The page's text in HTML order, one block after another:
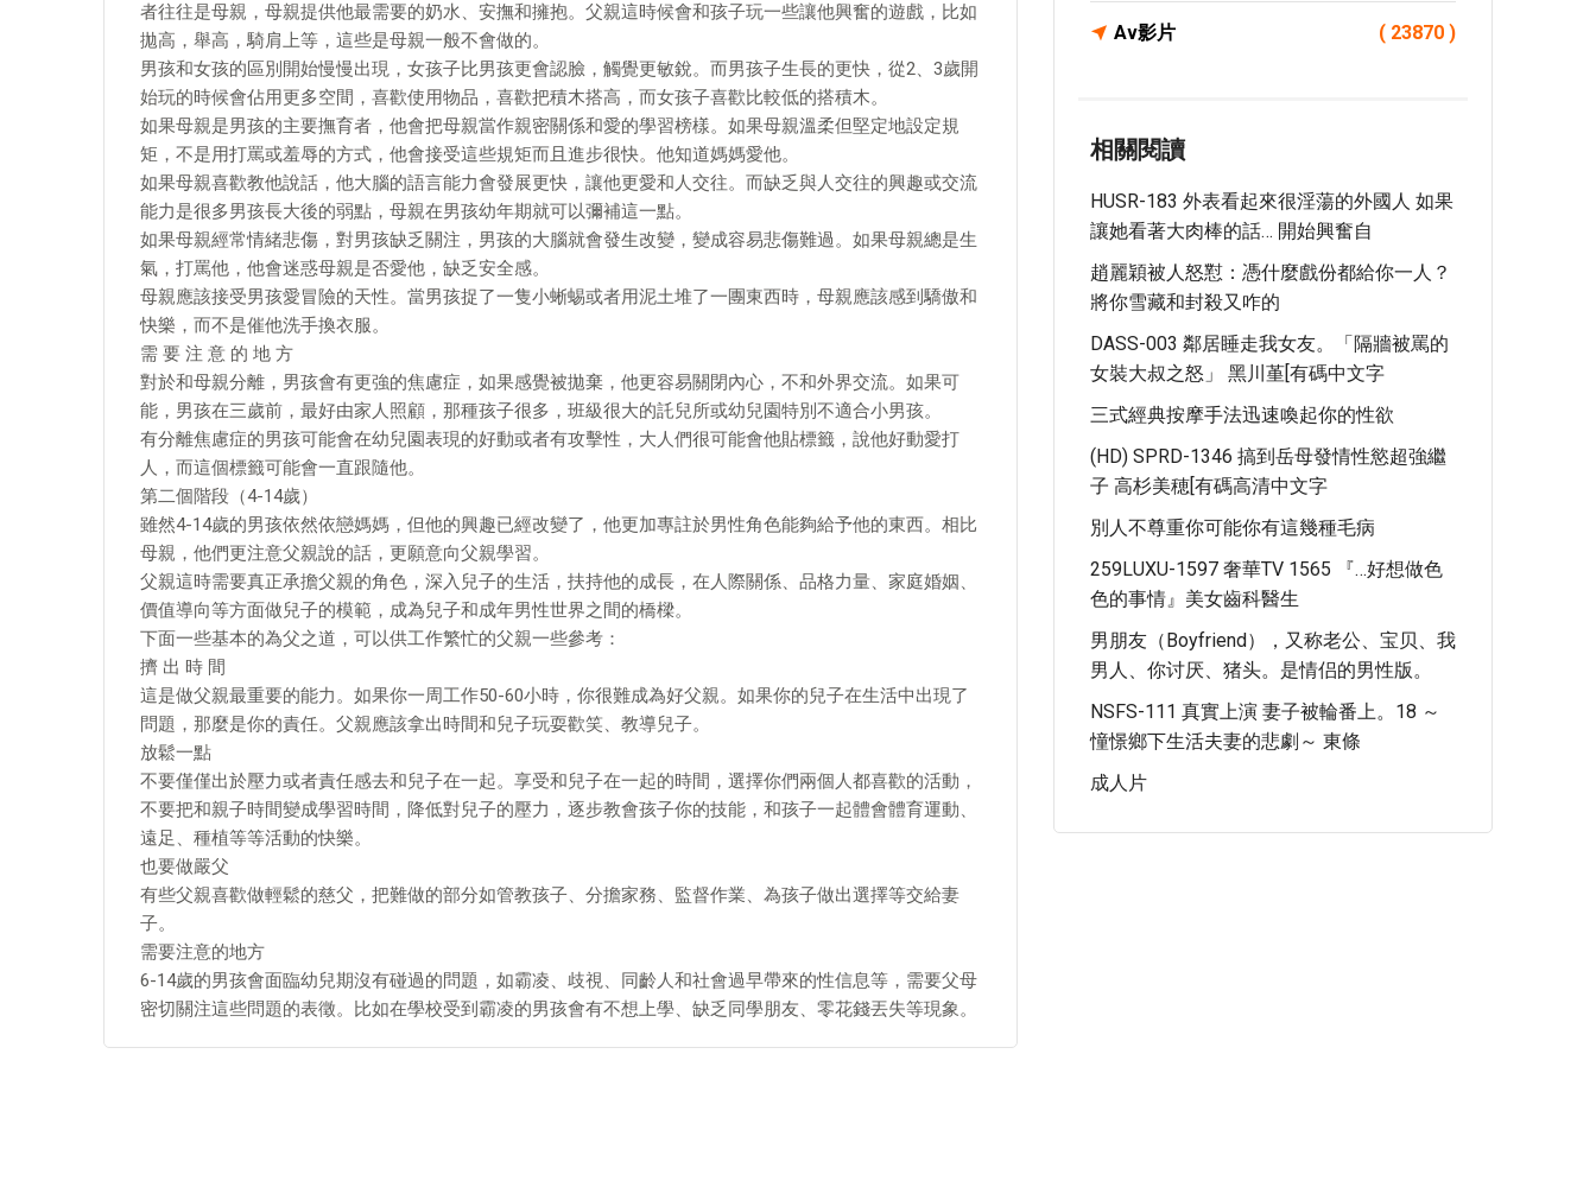
者往往是母親，母親提供他最需要的奶水、安撫和擁抱。父親這時候會和孩子玩一些讓他興奮的遊戲，比如
拋高，舉高，騎肩上等，這些是母親一般不會做的。
男孩和女孩的區別開始慢慢出現，女孩子比男孩更會認臉，觸覺更敏銳。而男孩子生長的更快，從2、3歲開
始玩的時候會佔用更多空間，喜歡使用物品，喜歡把積木搭高，而女孩子喜歡比較低的搭積木。
如果母親是男孩的主要撫育者，他會把母親當作親密關係和愛的學習榜樣。如果母親溫柔但堅定地設定規
矩，不是用打罵或羞辱的方式，他會接受這些規矩而且進步很快。他知道媽媽愛他。
如果母親喜歡教他說話，他大腦的語言能力會發展更快，讓他更愛和人交往。而缺乏與人交往的興趣或交流
能力是很多男孩長大後的弱點，母親在男孩幼年期就可以彌補這一點。
如果母親經常情緒悲傷，對男孩缺乏關注，男孩的大腦就會發生改變，變成容易悲傷難過。如果母親總是生
氣，打罵他，他會迷惑母親是否愛他，缺乏安全感。
母親應該接受男孩愛冒險的天性。當男孩捉了一隻小蜥蜴或者用泥土堆了一團東西時，母親應該感到驕傲和
快樂，而不是催他洗手換衣服。
需 要 注 意 的 地 方
對於和母親分離，男孩會有更強的焦慮症，如果感覺被拋棄，他更容易關閉內心，不和外界交流。如果可
能，男孩在三歲前，最好由家人照顧，那種孩子很多，班級很大的託兒所或幼兒園特別不適合小男孩。
有分離焦慮症的男孩可能會在幼兒園表現的好動或者有攻擊性，大人們很可能會他貼標籤，說他好動愛打
人，而這個標籤可能會一直跟隨他。
第二個階段（4-14歲）
雖然4-14歲的男孩依然依戀媽媽，但他的興趣已經改變了，他更加專註於男性角色能夠給予他的東西。相比
母親，他們更注意父親說的話，更願意向父親學習。
父親這時需要真正承擔父親的角色，深入兒子的生活，扶持他的成長，在人際關係、品格力量、家庭婚姻、
價值導向等方面做兒子的模範，成為兒子和成年男性世界之間的橋樑。
下面一些基本的為父之道，可以供工作繁忙的父親一些參考：
擠 出 時 間
這是做父親最重要的能力。如果你一周工作50-60小時，你很難成為好父親。如果你的兒子在生活中出現了
問題，那麼是你的責任。父親應該拿出時間和兒子玩耍歡笑、教導兒子。
放鬆一點
不要僅僅出於壓力或者責任感去和兒子在一起。享受和兒子在一起的時間，選擇你們兩個人都喜歡的活動，
不要把和親子時間變成學習時間，降低對兒子的壓力，逐步教會孩子你的技能，和孩子一起體會體育運動、
遠足、種植等等活動的快樂。
也要做嚴父
有些父親喜歡做輕鬆的慈父，把難做的部分如管教孩子、分擔家務、監督作業、為孩子做出選擇等交給妻
子。
需要注意的地方
6-14歲的男孩會面臨幼兒期沒有碰過的問題，如霸凌、歧視、同齡人和社會過早帶來的性信息等，需要父母
密切關注這些問題的表徵。比如在學校受到霸凌的男孩會有不想上學、缺乏同學朋友、零花錢丟失等現象。
Av影片 ( 23870 )
相關閱讀
HUSR-183 外表看起來很淫蕩的外國人 如果
讓她看著大肉棒的話… 開始興奮自
趙麗穎被人怒懟：憑什麼戲份都給你一人？
將你雪藏和封殺又咋的
DASS-003 鄰居睡走我女友。「隔牆被罵的
女裝大叔之怒」 黑川堇[有碼中文字
三式經典按摩手法迅速喚起你的性欲
(HD) SPRD-1346 搞到岳母發情性慾超強繼
子 高杉美穂[有碼高清中文字
別人不尊重你可能你有這幾種毛病
259LUXU-1597 奢華TV 1565 『…好想做色
色的事情』美女齒科醫生
男朋友（Boyfriend），又称老公、宝贝、我
男人、你讨厌、猪头。是情侣的男性版。
NSFS-111 真實上演 妻子被輪番上。18 ～
憧憬鄉下生活夫妻的悲劇～ 東條
成人片